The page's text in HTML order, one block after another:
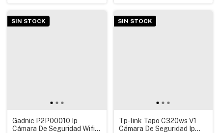
SIN STOCK
Gadnic P2P00010 Ip
Cámara De Seguridad Wifi
SIN STOCK
Tp-link Tapo C320ws V1
Cámara De Seguridad Ip